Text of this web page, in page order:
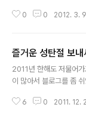
꼭지 아래의 하얀 부분이
한다. 신안 우체국 해
되는 수수료도 없다고 한
데 배송시간도 오래 걸
량하였다고 한다. 반면
0 0 2012. 3.
즐거운 성탄절 보내
2011년 한해도 저물어
이 많아서 블로그를 좀
눈이 내린다고 하니 크리
6 0 2011. 12.